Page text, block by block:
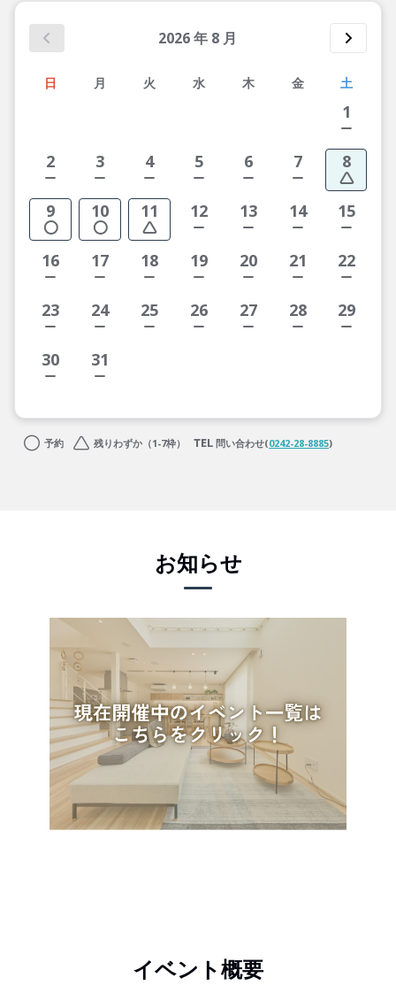
2026年 8 月
日 月 火 水 木 金 土
1
2 3 4 5 6 7 8
9 10 11 12 13 14 15
16 17 18 19 20 21 22
23 24 25 26 27 28 29
30 31
予約 残りわずか（1-7枠） 問い合わせ(0242-28-8885)
お知らせ
イベント概要